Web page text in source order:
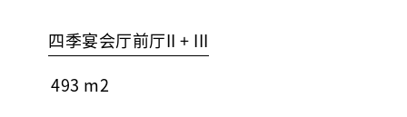
四季宴会厅前厅II + III
493 m2